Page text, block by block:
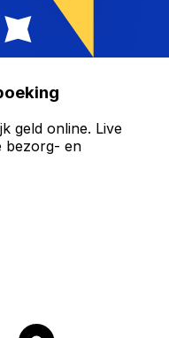
geld online. Live
bezorg- en